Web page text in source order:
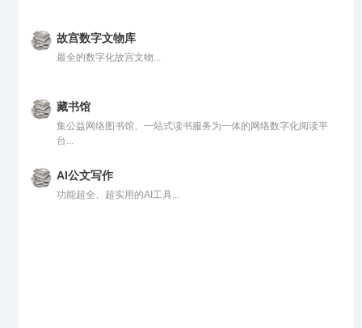
故宫数字文物库
最全的数字化故宫文物...
藏书馆
集公益网络图书馆、一站式读书服务为一体的网络数字化阅读平
台...
AI公文写作
功能超全、超实用的AI工具...